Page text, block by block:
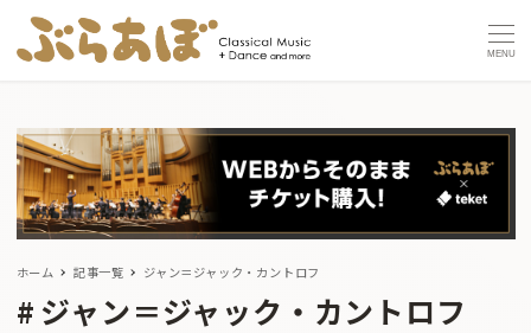
MENU
ホーム 記事一覧 ジャン＝ジャック・カントロフ
ジャン＝ジャック・カントロフ